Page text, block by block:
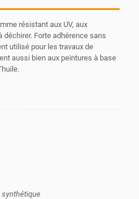
résistant aux UV, aux
Forte adhérence sans
utilisé pour les travaux de
aussi bien aux peintures à base